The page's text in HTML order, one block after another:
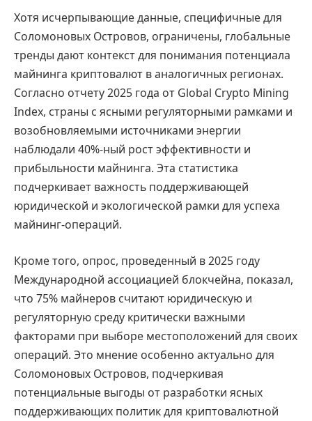
Хотя исчерпывающие данные, специфичные для
Соломоновых Островов, ограничены, глобальные
тренды дают контекст для понимания потенциала
майнинга криптовалют в аналогичных регионах.
Согласно отчету 2025 года от Global Crypto Mining
Index, страны с ясными регуляторными рамками и
возобновляемыми источниками энергии
наблюдали 40%-ный рост эффективности и
прибыльности майнинга. Эта статистика
подчеркивает важность поддерживающей
юридической и экологической рамки для успеха
майнинг-операций.
Кроме того, опрос, проведенный в 2025 году
Международной ассоциацией блокчейна, показал,
что 75% майнеров считают юридическую и
регуляторную среду критически важными
факторами при выборе местоположений для своих
операций. Это мнение особенно актуально для
Соломоновых Островов, подчеркивая
потенциальные выгоды от разработки ясных
поддерживающих политик для криптовалютной